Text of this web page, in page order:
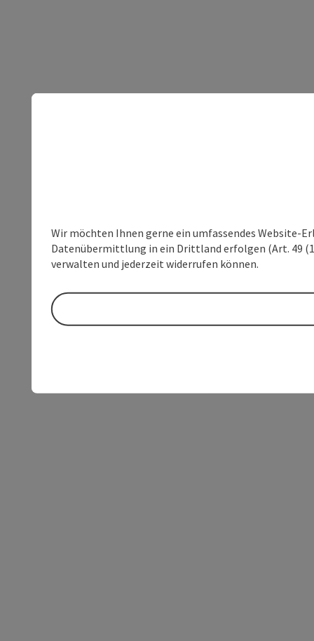
Wir möchten Ihnen gerne ein umfassendes Website-
Datenübermittlung in ein Drittland erfolgen (Art. 49
verwalten und jederzeit widerrufen können.